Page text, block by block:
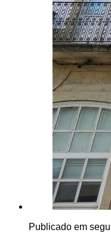
Publicado em